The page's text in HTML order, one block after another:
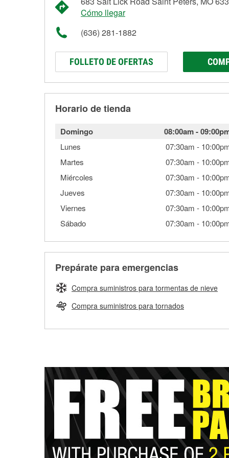
Cómo llegar
(636) 281-1882
FOLLETO DE OFERTAS
Horario de tienda
Domingo 08:00am-
Lunes 07:30am -
Martes
07:30am -
Miércoles
07:30am -
Jueves
07:30am -
Viernes
07:30am -
Sábado
07:30am -
Prepárate para emergencias
Compra suministros para tormentas de nieve
Compra suministros para tornados